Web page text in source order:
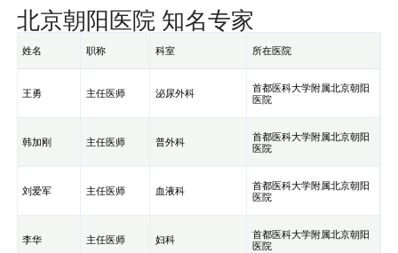
北京朝阳医院 知名专家
姓名 职称 科室 所在医院
王勇 主任医师 泌尿外科
首都医科大学附属北京朝阳
医院
韩加刚 主任医师 普外科
首都医科大学附属北京朝阳
医院
刘爱军 主任医师 血液科
首都医科大学附属北京朝阳
医院
李华 主任医师 妇科
首都医科大学附属北京朝阳
医院